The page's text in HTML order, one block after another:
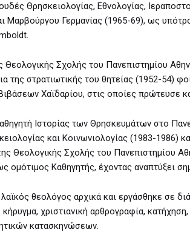
Θρησκειολογίας, Eθνολογίας,
Mαρβούργου Γερμανίας (1965-69), ως
Θεολογικής Σχολής του Πανεπιστημίου
της στρατιωτικής του θητείας (1952-54)
Χαϊδαρίου, στις οποίες πρώτευσε
Ιστορίας των Θρησκευμάτων στο
και Κοινωνιολογίας (1983-1986)
Θεολογικής Σχολής του Πανεπιστημίου
Καθηγητής, έχοντας αναπτύξει
θεολόγος αρχικά και εργάσθηκε σε
χριστιανική αρθρογραφία,
κατασκηνώσεων.